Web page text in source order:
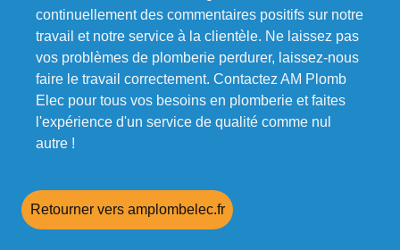
continuellement des commentaires positifs sur notre
travail et notre service à la clientèle. Ne laissez pas
vos problèmes de plomberie perdurer, laissez-nous
faire le travail correctement. Contactez AM Plomb
Elec pour tous vos besoins en plomberie et faites
l'expérience d'un service de qualité comme nul
autre !
Retourner vers amplombelec.fr